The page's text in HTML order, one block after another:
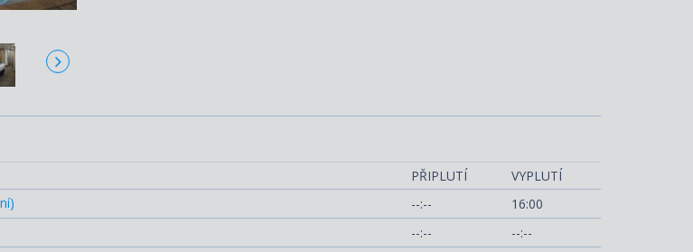
PŘIPLUTÍ
VYPLUTÍ
--:--
16:00
--:--
--:--